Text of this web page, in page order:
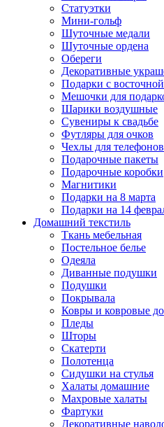
Статуэтки
Мини-гольф
Шуточные медали
Шуточные ордена
Обереги
Декоративные
Подарки с
Мешочки для
Шарики воздушные
Сувениры к свадьбе
Футляры для очков
Чехлы для
Подарочные пакеты
Подарочные коробки
Магнитики
Подарки на 8 марта
Подарки на 14
Домашний текстиль
Ткань мебельная
Постельное белье
Одеяла
Диванные подушки
Подушки
Покрывала
Ковры и ковровые
Пледы
Шторы
Скатерти
Полотенца
Сидушки на стулья
Халаты домашние
Махровые халаты
Фартуки
Декоративные